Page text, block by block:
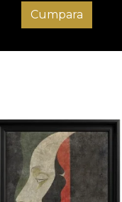
Cumpara